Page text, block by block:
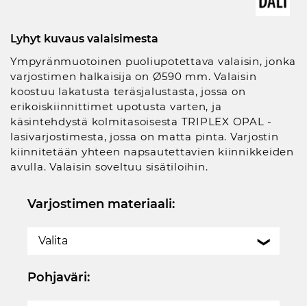
Lyhyt kuvaus valaisimesta
Ympyränmuotoinen puoliupotettava valaisin, jonka
varjostimen halkaisija on Ø590 mm. Valaisin
koostuu lakatusta teräsjalustasta, jossa on
erikoiskiinnittimet upotusta varten, ja
käsintehdystä kolmitasoisesta TRIPLEX OPAL -
lasivarjostimesta, jossa on matta pinta. Varjostin
kiinnitetään yhteen napsautettavien kiinnikkeiden
avulla. Valaisin soveltuu sisätiloihin.
Varjostimen materiaali:
Valita
Pohjaväri: